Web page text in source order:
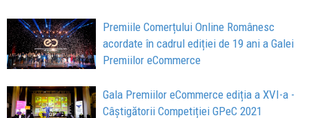
Premiile Comerțului Online Românesc
acordate în cadrul ediției de 19 ani a Galei
Premiilor eCommerce
Gala Premiilor eCommerce ediția a XVI-a -
Câștigătorii Competiției GPeC 2021